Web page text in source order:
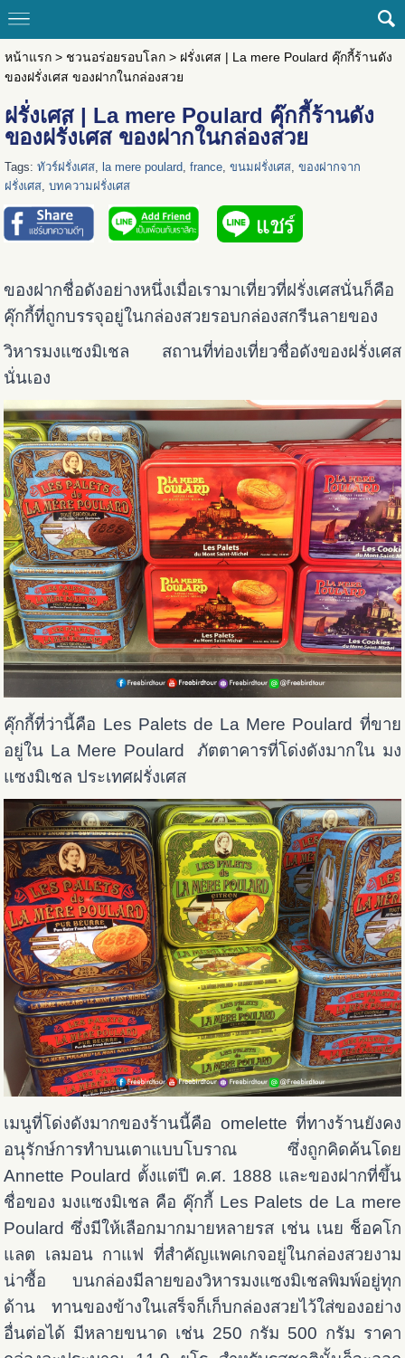
หน้าแรก> ชวนอร่อยรอบโลก> ฝรั่งเศส | La mere Poulard คุ๊กกี้ร้านดัง
ของฝรั่งเศส ของฝากในกล่องสวย
ฝรั่งเศส | La mere Poulard คุ๊กกี้ร้านดัง
ของฝรั่งเศส ของฝากในกล่องสวย
Tags: ทัวร์ฝรั่งเศส, la mere poulard, france, ขนมฝรั่งเศส, ของฝากจาก
ฝรั่งเศส, บทความฝรั่งเศส
ของฝากชื่อดังอย่างหนึ่งเมื่อเรามาเที่ยวที่ฝรั่งเศสนั่นก็คือ
คุ๊กกี้ที่ถูกบรรจุอยู่ในกล่องสวยรอบกล่องสกรีนลายของ
วิหารมงแซงมิเชล สถานที่ท่องเที่ยวชื่อดังของฝรั่งเศส
นั่นเอง
คุ๊กกี้ที่ว่านี้คือ Les Palets de La Mere Poulard ที่ขาย
อยู่ใน La Mere Poulard ภัตตาคารที่โด่งดังมากใน มง
แซงมิเชล ประเทศฝรั่งเศส
เมนูที่โด่งดังมากของร้านนี้คือ omelette ที่ทางร้านยังคง
อนุรักษ์การทำบนเตาแบบโบราณ ซึ่งถูกคิดค้นโดย
Annette Poulard ตั้งแต่ปี ค.ศ. 1888 และของฝากที่ขึ้น
ชื่อของ มงแซงมิเชล คือ คุ๊กกี้ Les Palets de La mere
Poulard ซึ่งมีให้เลือกมากมายหลายรส เช่น เนย ช็อคโก
แลต เลมอน กาแฟ ที่สำคัญแพคเกจอยู่ในกล่องสวยงาม
น่าซื้อ บนกล่องมีลายของวิหารมงแซงมิเชลพิมพ์อยู่ทุก
ด้าน ทานของข้างในเสร็จก็เก็บกล่องสวยไว้ใส่ของอย่าง
อื่นต่อได้ มีหลายขนาด เช่น 250 กรัม 500 กรัม ราคา